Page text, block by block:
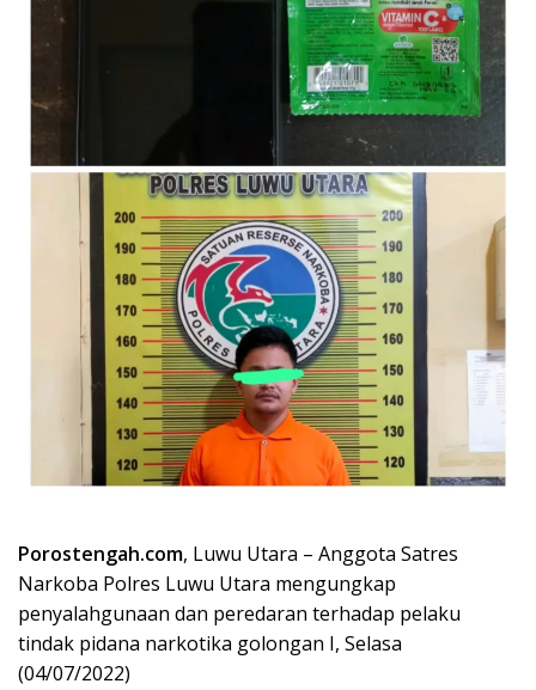
Porostengah.com, Luwu Utara – Anggota Satres
Narkoba Polres Luwu Utara mengungkap
penyalahgunaan dan peredaran terhadap pelaku
tindak pidana narkotika golongan I, Selasa
(04/07/2022)